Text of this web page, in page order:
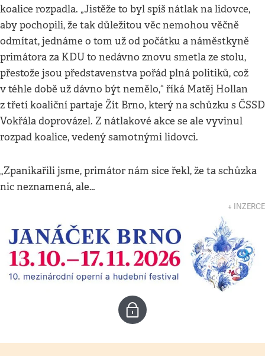
koalice rozpadla. „Jistěže to byl spíš nátlak na lidovce,
aby pochopili, že tak důležitou věc nemohou věčně
odmítat, jednáme o tom už od počátku a náměstkyně
primátora za KDU to nedávno znovu smetla ze stolu,
přestože jsou představenstva pořád plná politiků, což
v téhle době už dávno být nemělo,“ říká Matěj Hollan
z třetí koaliční partaje Žít Brno, který na schůzku s ČSSD
Vokřála doprovázel. Z nátlakové akce se ale vyvinul
rozpad koalice, vedený samotnými lidovci.
„Zpanikařili jsme, primátor nám sice řekl, že ta schůzka
nic neznamená, ale…
↓ INZERCE